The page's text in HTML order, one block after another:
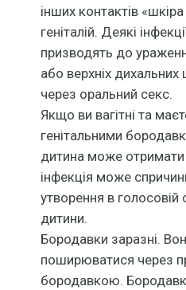
інших контактів
геніталій. Деякі
призводять до
або верхніх
через оральний секс.
Якщо ви вагітні та
генітальними
дитина може отримати
інфекція може
утворення в голосовій
дитини.
Бородавки заразні.
поширюватися через
бородавкою.